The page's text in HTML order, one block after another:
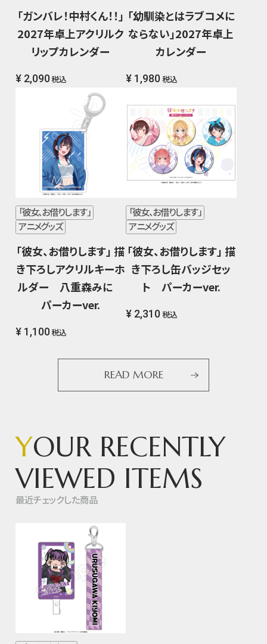
「ガンバレ！中村くん！！」
2027年卓上アクリルク
リップカレンダー
¥ 2,090 税込
「幼馴染とはラブコメに
ならない」2027年卓上
カレンダー
¥ 1,980 税込
「彼女、お借りします」
アニメグッズ
「彼女、お借りします」 描
き下ろしアクリルキーホ
ルダー 八重森みに
パーカーver.
¥ 1,100 税込
「彼女、お借りします」
アニメグッズ
「彼女、お借りします」 描
き下ろし缶バッジセッ
ト パーカーver.
¥ 2,310 税込
READ MORE
YOUR RECENTLY
VIEWED ITEMS
最近チェックした商品